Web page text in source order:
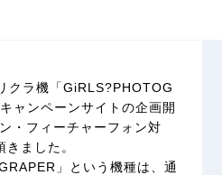
クラ機「GiRLS?PHOTOG
ャンペーンサイトの企画開
・フィーチャーフォン対
ました。
」という機種は、通